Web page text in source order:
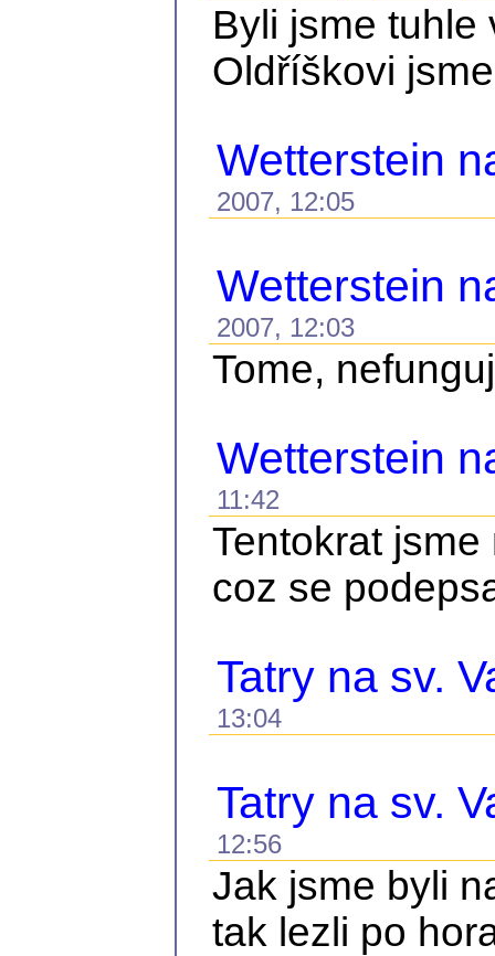
Byli jsme tuhle
Oldříškovi
Wetterstein
2007, 12:05
Wetterstein
2007, 12:03
Tome,
Wetterstein
11:42
Tentokrat
coz se
Tatry na sv.
13:04
Tatry na sv.
12:56
Jak jsme byli
tak lezli po